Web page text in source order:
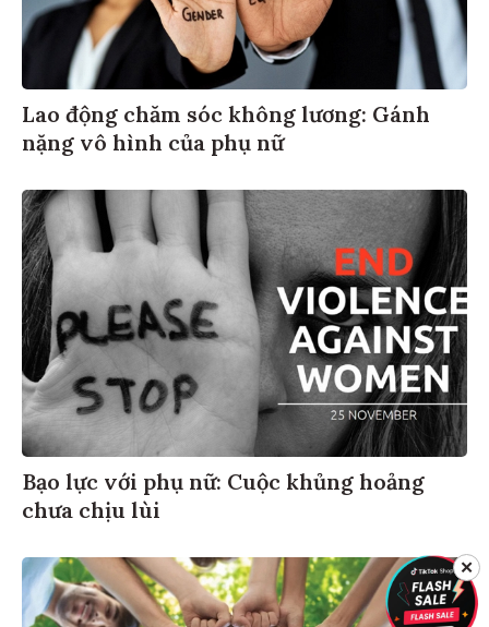
Lao động chăm sóc không lương: Gánh
nặng vô hình của phụ nữ
Bạo lực với phụ nữ: Cuộc khủng hoảng
chưa chịu lùi
✕